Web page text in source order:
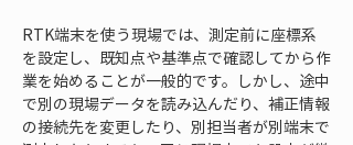
RTK端末を使う現場では、測定前に座標系
を設定し、既知点や基準点で確認してから作
業を始めることが一般的です。しかし、途中
で別の現場データを読み込んだり、補正情報
の接続先を変更したり、別担当者が別端末で